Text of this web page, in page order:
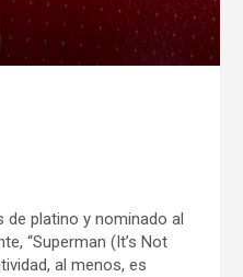
platino y nominado al
“Superman (It’s Not
al menos, es